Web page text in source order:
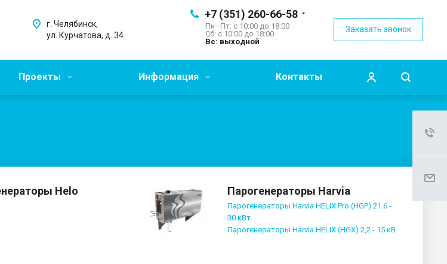
+7 (351) 260-66-58
Пн–Пт: с 10:00 до 18:00
Сб: с 10:00 до 18:00
Вс: выходной
Заказать звонок
г. Челябинск,
ул. Курчатова, д. 34
Проекты Информация Контакты
Helo Парогенераторы Harvia
Парогенераторы Harvia HELIX Pro (HGP) 21.6 -
30 кВт
Парогенераторы Harvia HELIX (HGX) 2,2 - 15 кВ